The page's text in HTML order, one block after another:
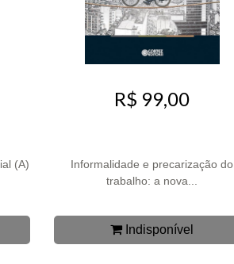
(A)
R$ 99,00
Informalidade e precarização do
trabalho: a nova...
Indisponível